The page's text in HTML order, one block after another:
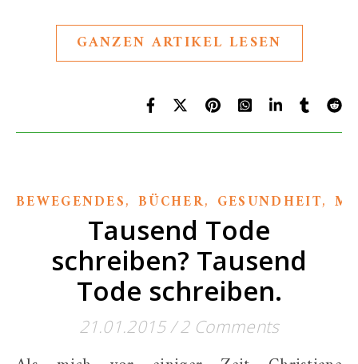
GANZEN ARTIKEL LESEN
BEWEGENDES, BÜCHER, GESUNDHEIT,
Tausend Tode
schreiben? Tausend
Tode schreiben.
21.01.2015/ 2 Comments